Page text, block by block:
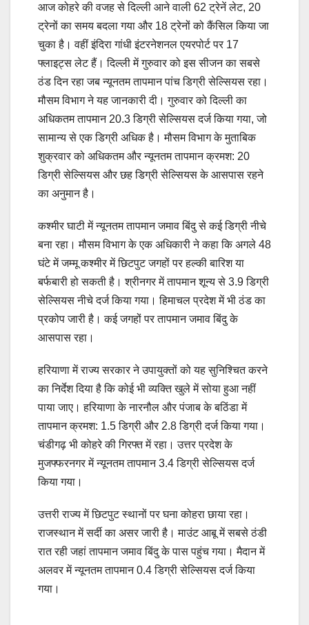
आज कोहरे की वजह से दिल्ली आने वाली 62 ट्रेनें लेट, 20
ट्रेनों का समय बदला गया और 18 ट्रेनों को कैंसिल किया जा
चुका है। वहीं इंदिरा गांधी इंटरनेशनल एयरपोर्ट पर 17
फ्लाइट्स लेट हैं। दिल्ली में गुरुवार को इस सीजन का सबसे
ठंड दिन रहा जब न्यूनतम तापमान पांच डिग्री सेल्सियस रहा।
मौसम विभाग ने यह जानकारी दी। गुरुवार को दिल्ली का
अधिकतम तापमान 20.3 डिग्री सेल्सियस दर्ज किया गया, जो
सामान्य से एक डिग्री अधिक है। मौसम विभाग के मुताबिक
शुक्रवार को अधिकतम और न्यूनतम तापमान क्रमश: 20
डिग्री सेल्सियस और छह डिग्री सेल्सियस के आसपास रहने
का अनुमान है।
कश्मीर घाटी में न्यूनतम तापमान जमाव बिंदु से कई डिग्री नीचे
बना रहा। मौसम विभाग के एक अधिकारी ने कहा कि अगले 48
घंटे में जम्मू कश्मीर में छिटपुट जगहों पर हल्की बारिश या
बर्फबारी हो सकती है। श्रीनगर में तापमान शून्य से 3.9 डिग्री
सेल्सियस नीचे दर्ज किया गया। हिमाचल प्रदेश में भी ठंड का
प्रकोप जारी है। कई जगहों पर तापमान जमाव बिंदु के
आसपास रहा।
हरियाणा में राज्य सरकार ने उपायुक्तों को यह सुनिश्चित करने
का निर्देश दिया है कि कोई भी व्यक्ति खुले में सोया हुआ नहीं
पाया जाए। हरियाणा के नारनौल और पंजाब के बठिंडा में
तापमान क्रमश: 1.5 डिग्री और 2.8 डिग्री दर्ज किया गया।
चंडीगढ़ भी कोहरे की गिरफ्त में रहा। उत्तर प्रदेश के
मुजफ्फरनगर में न्यूनतम तापमान 3.4 डिग्री सेल्सियस दर्ज
किया गया।
उत्तरी राज्य में छिटपुट स्थानों पर घना कोहरा छाया रहा।
राजस्थान में सर्दी का असर जारी है। माउंट आबू में सबसे ठंडी
रात रही जहां तापमान जमाव बिंदु के पास पहुंच गया। मैदान में
अलवर में न्यूनतम तापमान 0.4 डिग्री सेल्सियस दर्ज किया
गया।